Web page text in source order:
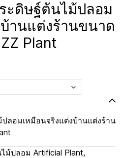
ะดิษฐ์ต้นไม้ปลอม
านแต่งร้านขนาด
Plant
ลอมเหมือนจริงแต่งบ้านแต่งร้าน
ม้ปลอม Artificial Plant,